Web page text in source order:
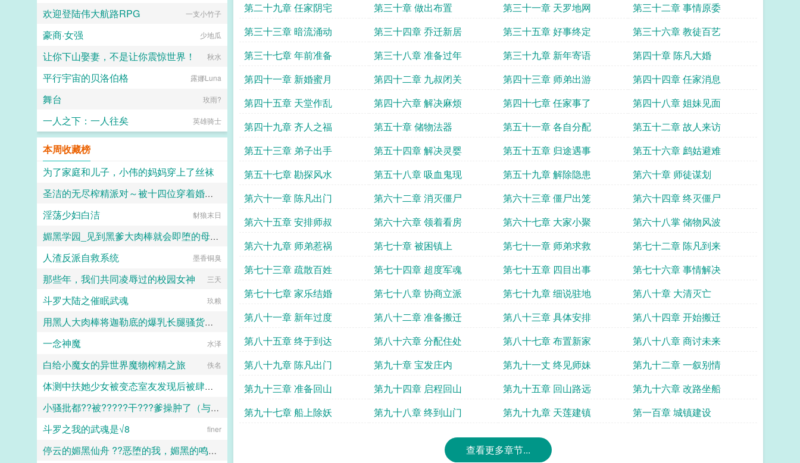
第二十九章 任家阴宅
第三十章 做出布置 第三十一章 天罗地网
第三十二章 事情原委
第三十三章 暗流涌动
第三十四章 乔迁新居 第三十五章 好事终定
第三十六章 教徒百艺
第三十七章 年前准备
第三十八章 准备过年 第三十九章 新年寄语
第四十章 陈凡大婚
第四十一章 新婚蜜月
第四十二章 九叔闭关 第四十三章 师弟出游
第四十四章 任家消息
第四十五章 天堂作乱
第四十六章 解决麻烦 第四十七章 任家事了
第四十八章 姐妹见面
第四十九章 齐人之福
第五十章 储物法器 第五十一章 各自分配
第五十二章 故人来访
第五十三章 弟子出手
第五十四章 解决灵婴 第五十五章 归途遇事
第五十六章 鹧姑避难
第五十七章 勘探风水
第五十八章 吸血鬼现 第五十九章 解除隐患
第六十章 师徒谋划
第六十一章 陈凡出门
第六十二章 消灭僵尸 第六十三章 僵尸出笼
第六十四章 终灭僵尸
第六十五章 安排师叔
第六十六章 领着看房 第六十七章 大家小聚
第六十八掌 储物风波
第六十九章 师弟惹祸
第七十章 被困镇上 第七十一章 师弟求救
第七十二章 陈凡到来
第七十三章 疏散百姓
第七十四章 超度军魂 第七十五章 四目出事
第七十六章 事情解决
第七十七章 家乐结婚
第七十八章 协商立派 第七十九章 细说驻地
第八十章 大清灭亡
第八十一章 新年过度
第八十二章 准备搬迁 第八十三章 具体安排
第八十四章 开始搬迁
第八十五章 终于到达
第八十六章 分配住处 第八十七章 布置新家
第八十八章 商讨未来
第八十九章 陈凡出门
第九十章 宝发庄内 第九十一丈 终见师妹
第九十二章 一叙别情
第九十三章 准备回山
第九十四章 启程回山 第九十五章 回山路远
第九十六章 改路坐船
第九十七章 船上除妖
第九十八章 终到山门 第九十九章 天莲建镇 第一百章 城镇建设
查看更多章节...
欢迎登陆伟大航路RPG 一支小竹子
豪商·女强 少地瓜
让你下山娶妻，不是让你震惊世界！ 秋水
平行宇宙的贝洛伯格 露娜Luna
舞台 玫雨?
一人之下：一人往矣 英雄骑士
本周收藏榜
为了家庭和儿子，小伟的妈妈穿上了丝袜
daokee
圣洁的无尽榨精派对～被十四位穿着婚纱的舰娘新娘们在教堂内献上身体的集体婚礼～
火锅气候
淫荡少妇白洁 豺狼末日
媚黑学园_见到黑爹大肉棒就会即堕的母猪教师和婊子学生
佚名
人渣反派自救系统 墨香铜臭
那些年，我们共同凌辱过的校园女神 三天
斗罗大陆之催眠武魂 玖粮
用黑人大肉棒将迦勒底的爆乳长腿骚货英灵一个个的全都调教成发情媚黑母猪贱婊吧
克图格亚改二
一念神魔 水泽
白给小魔女的异世界魔物榨精之旅 佚名
体测中扶她少女被变态室友发现后被肆意玩弄
愿璀璨的北极光永远闪耀
小骚批都??被?????干???爹操肿了（与狼共枕）
百无禁忌
斗罗之我的武魂是√8 finer
停云的媚黑仙舟 ??恶堕的我，媚黑的鸣火首席以及仙舟??